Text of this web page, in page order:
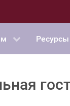
Ресурсы